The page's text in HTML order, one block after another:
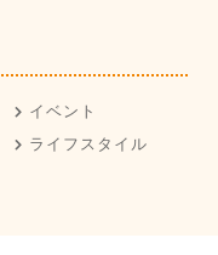
イベント
ライフスタイル